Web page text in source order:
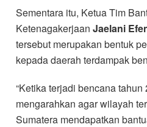
Sementara itu, Ketua Tim
Ketenagakerjaan Jaelani
tersebut merupakan bentuk
kepada daerah terdampak
“Ketika terjadi bencana
mengarahkan agar wilayah
Sumatera mendapatkan